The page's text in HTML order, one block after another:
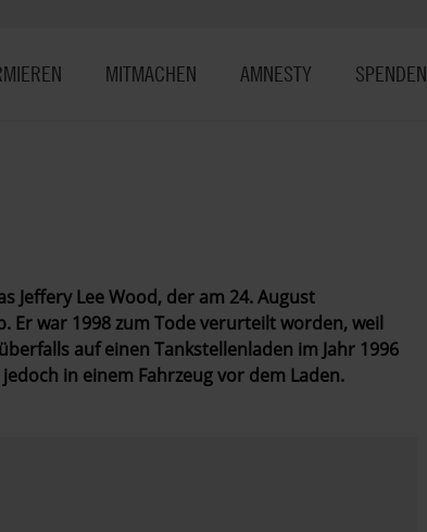
MITMACHEN AMNESTY SPENDEN
Jeffery Lee Wood, der am 24. August
war 1998 zum Tode verurteilt worden, weil
auf einen Tankstellenladen im Jahr 1996
in einem Fahrzeug vor dem Laden.